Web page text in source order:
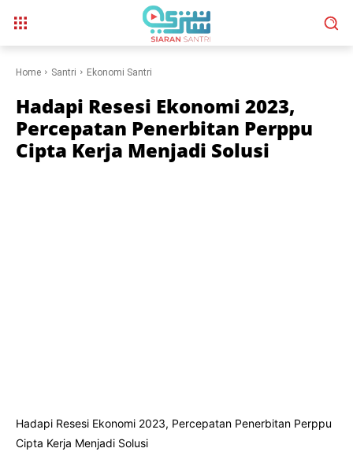
Home Santri Ekonomi Santri
Hadapi Resesi Ekonomi 2023,
Percepatan Penerbitan Perppu
Cipta Kerja Menjadi Solusi
Hadapi Resesi Ekonomi 2023, Percepatan Penerbitan Perppu
Cipta Kerja Menjadi Solusi